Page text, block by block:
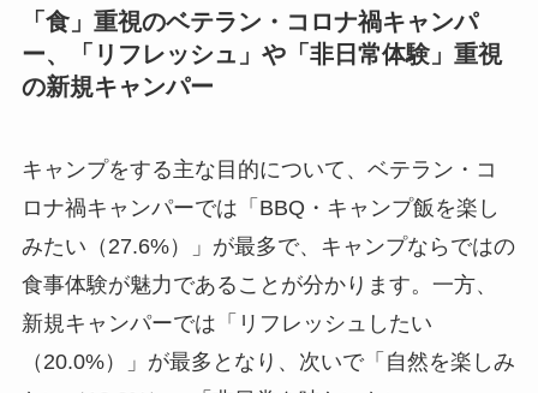
「食」重視のベテラン・コロナ禍キャンパ
ー、「リフレッシュ」や「非日常体験」重視
の新規キャンパー
キャンプをする主な目的について、ベテラン・コ
ロナ禍キャンパーでは「BBQ・キャンプ飯を楽し
みたい（27.6%）」が最多で、キャンプならではの
食事体験が魅力であることが分かります。一方、
新規キャンパーでは「リフレッシュしたい
（20.0%）」が最多となり、次いで「自然を楽しみ